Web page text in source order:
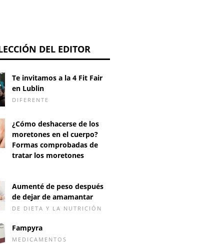
DEL EDITOR
Te invitamos a la 4 Fit Fair
en Lublin
DIFERENTE
¿Cómo deshacerse de los
moretones en el cuerpo?
Formas comprobadas de
tratar los moretones
Aumenté de peso después
de dejar de amamantar
DE DIETA Y LA NUTRICIÓN
Fampyra
MEDICAMENTOS